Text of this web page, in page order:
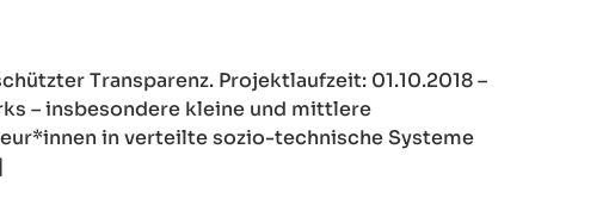
Transparenz. Projektlaufzeit: 01.10.2018 –
– insbesondere kleine und mittlere
in verteilte sozio-technische Systeme